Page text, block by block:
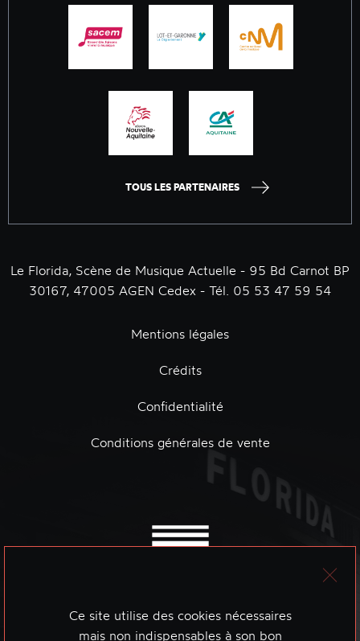
TOUS LES PARTENAIRES
Le Florida, Scène de Musique Actuelle - 95 Bd Carnot BP
30167, 47005 AGEN Cedex - Tél. 05 53 47 59 54
Mentions légales
Crédits
Confidentialité
Conditions générales de vente
Ce site utilise des cookies nécessaires
mais non indispensables à son bon